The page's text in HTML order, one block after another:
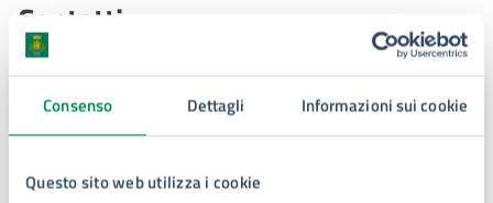
Consenso Dettagli Informazioni sui cookie
Questo sito web utilizza i cookie
Contatti
Servizio Contezioso lavoro - Procedimenti